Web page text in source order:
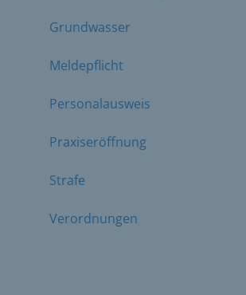
Grundwasser
Meldepflicht
Personalausweis
Praxiseröffnung
Strafe
Verordnungen